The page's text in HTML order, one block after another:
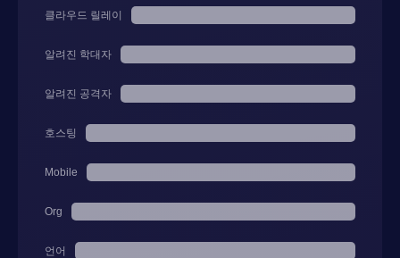
클라우드 릴레이
알려진 학대자
알려진 공격자
호스팅
Mobile
Org
언어